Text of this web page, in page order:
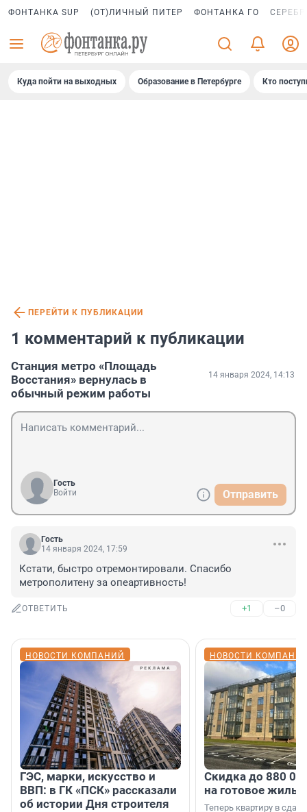
ФОНТАНКА SUP (ОТ)ЛИЧНЫЙ ПИТЕР ФОНТАНКА ГО
Куда пойти на выходных Образование в Петербурге Кто
ПЕРЕЙТИ К ПУБЛИКАЦИИ
1 комментарий к публикации
Станция метро «Площадь
Восстания» вернулась в
обычный режим работы
14 января 2024, 14:13
Гость
Войти
Отправить
Гость
14 января 2024, 17:59
Кстати, быстро отремонтировали. Спасибо
метрополитену за опеартивность!
ОТВЕТИТЬ +1 –0
НОВОСТИ КОМПАНИЙ
ГЭС, марки, искусство и
ВВП: в ГК «ПСК» рассказали
об истории Дня строителя
НОВОСТИ
Скидка до 880
на готовое
Теперь квартиру в